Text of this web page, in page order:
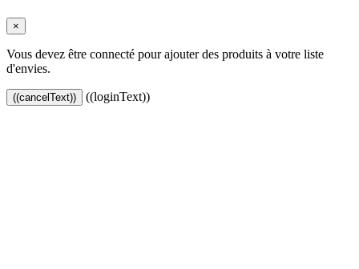
×
Vous devez être connecté pour ajouter des produits à votre liste
d'envies.
((cancelText)) ((loginText))